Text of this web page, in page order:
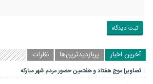
آخرین اخبار پربازدیدترین‌ها نظرات
تصاویر| موج هفتاد و هفتمین حضور مردم شهر مبارکه